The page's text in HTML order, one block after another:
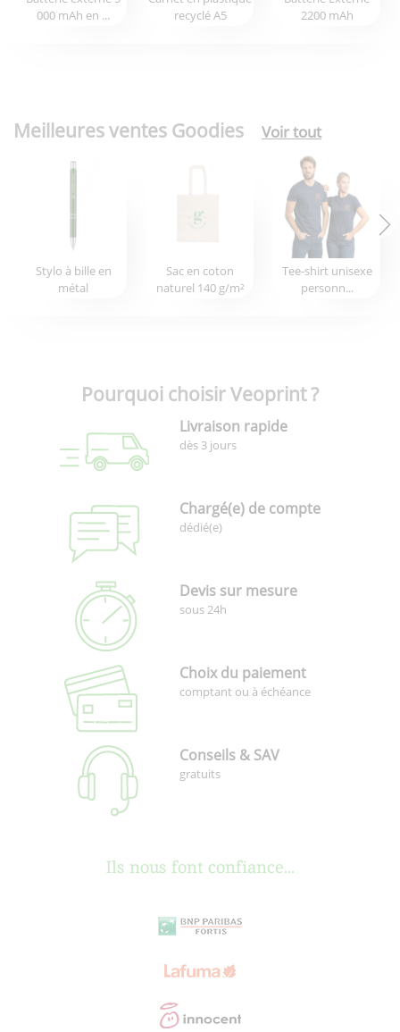
000 mAh en ...
recyclé A5
2200 mAh
Meilleures ventes Goodies Voir tout
Stylo à bille en
métal
Sac en coton
naturel 140 g/m²
Tee-shirt unisexe
personn...
Pourquoi choisir Veoprint ?
Livraison rapide
dès 3 jours
Chargé(e) de compte
dédié(e)
Devis sur mesure
sous 24h
Choix du paiement
comptant ou à échéance
Conseils & SAV
gratuits
Ils nous font confiance...